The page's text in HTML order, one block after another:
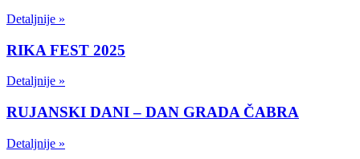
Detaljnije »
RIKA FEST 2025
Detaljnije »
RUJANSKI DANI – DAN GRADA ČABRA
Detaljnije »